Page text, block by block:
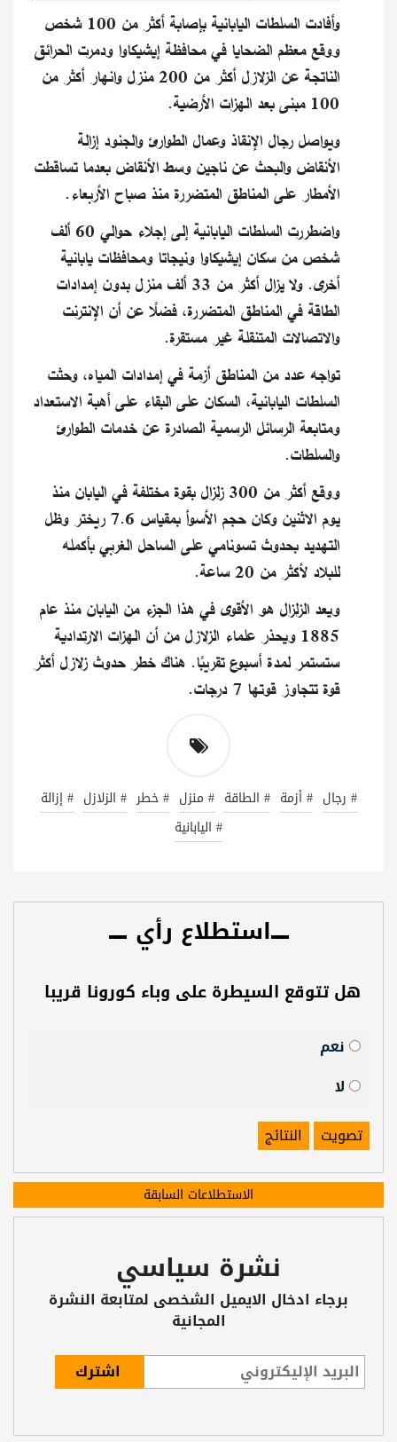
وأفادت السلطات اليابانية بإصابة أكثر من 100 شخص
ووقع معظم الضحايا في محافظة إيشيكاوا ودمرت الحرائق
الناتجة عن الزلازل أكثر من 200 منزل وانهار أكثر من
100 مبنى بعد الهزات الأرضية.
ويواصل رجال الإنقاذ وعمال الطوارئ والجنود إزالة
الأنقاض والبحث عن ناجين وسط الأنقاض بعدما تساقطت
الأمطار على المناطق المتضررة منذ صباح الأربعاء.
واضطررت السلطات اليابانية إلى إجلاء حوالي 60 ألف
شخص من سكان إيشيكاوا ونيجاتا ومحافظات يابانية
أخرى. ولا يزال أكثر من 33 ألف منزل بدون إمدادات
الطاقة في المناطق المتضررة، فضلًا عن أن الإنترنت
والاتصالات المتنقلة غير مستقرة.
تواجه عدد من المناطق أزمة في إمدادات المياه، وحثت
السلطات اليابانية، السكان على البقاء على أهبة الاستعداد
ومتابعة الرسائل الرسمية الصادرة عن خدمات الطوارئ
والسلطات.
ووقع أكثر من 300 زلزال بقوة مختلفة في اليابان منذ
يوم الاثنين وكان حجم الأسوأ بمقياس 7.6 ريختر وظل
التهديد بحدوث تسونامي على الساحل الغربي بأكمله
للبلاد لأكثر من 20 ساعة.
ويعد الزلزال هو الأقوى في هذا الجزء من اليابان منذ عام
1885 ويحذر علماء الزلازل من أن الهزات الارتدادية
ستستمر لمدة أسبوع تقريبًا. هناك خطر حدوث زلازل أكثر
قوة تتجاوز قوتها 7 درجات.
# رجال # أزمة # الطاقة # منزل # خطر # الزلازل # إزالة
# اليابانية
استطلاع رأي
هل تتوقع السيطرة على وباء كورونا قريبا
نعم
لا
تصويت
النتائج
الاستطلاعات السابقة
نشرة سياسي
برجاء ادخال الايميل الشخصى لمتابعة النشرة
المجانية